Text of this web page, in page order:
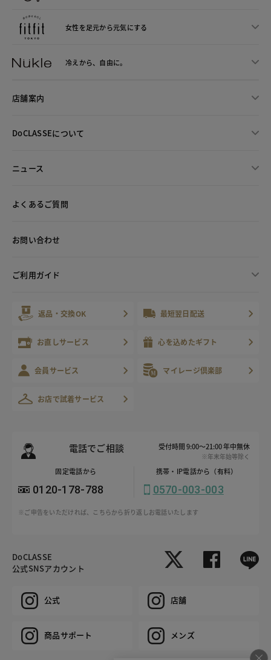
女性を足元から元気にする
冷えから、 自由に。
店舗案内
DoCLASSEについて
ニュース
よくあるご質問
お問い合わせ
ご利用ガイド
返品・交換OK 最短翌日配送
お直しサービス 心を込めたギフト
会員サービス マイレージ倶楽部
お店で試着サービス
電話でご相談 受付時間 9:00～21:00 年中無休
※年末年始等除く
固定電話から
0120-178-788
携帯・IP電話から（有料）
0570-003-003
※ご申告をいただければ、こちらから折り返しお電話いたします
DoCLASSE
公式SNSアカウント
公式 店舗
商品サポート メンズ